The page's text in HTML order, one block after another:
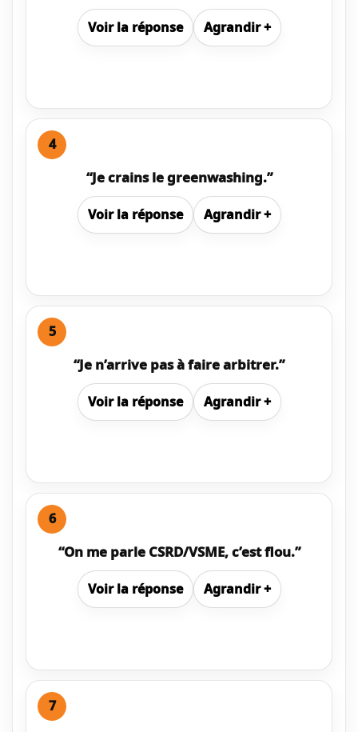
Voirla réponse Agrandir+
4
“Je crains le greenwashing.”
Voirla réponse Agrandir+
5
“Je n’arrive pas à faire arbitrer.”
Voirla réponse Agrandir+
6
“On me parle CSRD/VSME, c’est flou.”
Voirla réponse Agrandir+
7